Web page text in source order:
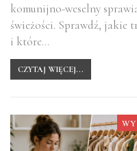
komunijno-weselny
świeżości. Sprawdź, jakie
i które…
CZYTAJ WIĘCEJ...